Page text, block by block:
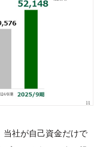
当社が自己資金だけで